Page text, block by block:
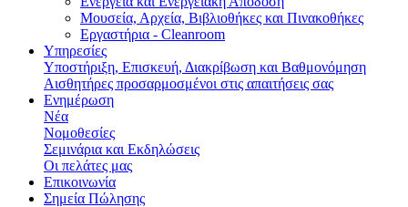
Μουσεία, Αρχεία, Βιβλιοθήκες και Πινακοθήκες
Εργαστήρια - Cleanroom
Υπηρεσίες
Υποστήριξη, Επισκευή, Διακρίβωση και Βαθμονόμηση
Αισθητήρες προσαρμοσμένοι στις απαιτήσεις σας
Ενημέρωση
Νέα
Νομοθεσίες
Σεμινάρια και Εκδηλώσεις
Οι πελάτες μας
Επικοινωνία
Σημεία Πώλησης